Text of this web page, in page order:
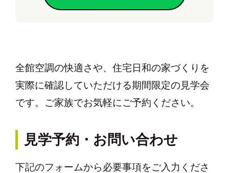
全館空調の快適さや、住宅日和の家づくりを
実際に確認していただける期間限定の見学会
です。ご家族でお気軽にご予約ください。
見学予約・お問い合わせ
下記のフォームから必要事項をご入力くださ